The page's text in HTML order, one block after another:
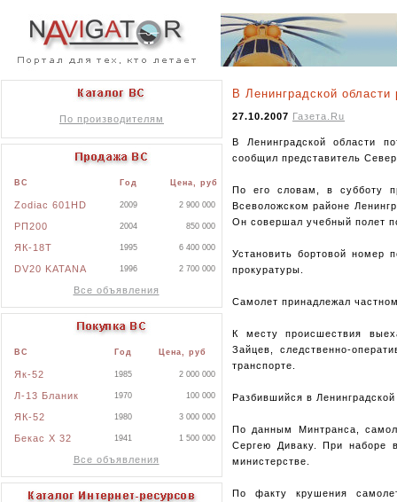
По производителям
ВС Год Цена, руб
Zodiac 601HD 2009 2 900 000
РП200 2004 850 000
ЯК-18Т 1995 6 400 000
DV20 KATANA 1996 2 700 000
Все объявления
ВС Год Цена, руб
Як-52 1985 2 000 000
Л-13 Бланик 1970 100 000
ЯК-52 1980 3 000 000
Бекас X 32 1941 1 500 000
Все объявления
В Ленинградской
27.10.2007 Газета.Ru
В Ленинградской области
сообщил представитель
По его словам, в субботу
Всеволожском районе
Он совершал учебный полет
Установить бортовой номер
прокуратуры.
Самолет принадлежал
К месту происшествия
Зайцев, следственно-
транспорте.
Разбившийся в
По данным Минтранса,
Сергею Диваку. При наборе
министерстве.
По факту крушения